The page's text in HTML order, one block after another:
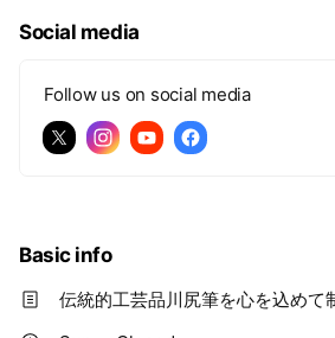
Social media
Follow us on social media
Basic info
伝統的工芸品川尻筆を心を込めて